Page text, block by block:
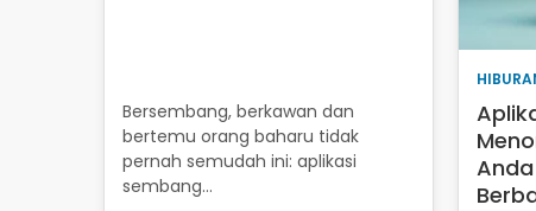
Bersembang, berkawan dan
bertemu orang baharu tidak
pernah semudah ini: aplikasi
sembang…